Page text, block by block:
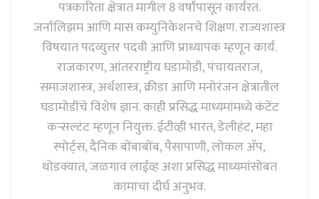
पत्रकारिता क्षेत्रात मागील 8 वर्षांपासून कार्यरत.
जर्नालिझम आणि मास कम्युनिकेशनचे शिक्षण. राज्यशास्त्र
विषयात पदव्युत्तर पदवी आणि प्राध्यापक म्हणून कार्य.
राजकारण, आंतरराष्ट्रीय घडामोडी, पंचायतराज,
समाजशास्त्र, अर्थशास्त्र, क्रीडा आणि मनोरंजन क्षेत्रातील
घडामोडींचे विशेष ज्ञान. काही प्रसिद्ध माध्यमांमध्ये कंटेंट
कन्सल्टंट म्हणून नियुक्त. ईटीव्ही भारत, डेलीहंट, महा
स्पोर्ट्स, दैनिक बोंबाबोंब, पैसापाणी, लोकल अ‍ॅप,
थोडक्यात, जळगाव लाईव्ह अशा प्रसिद्ध माध्यमांसोबत
कामाचा दीर्घ अनुभव.